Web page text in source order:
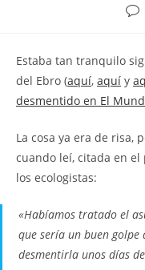
Estaba tan tranquilo
del Ebro (aquí, aquí y
desmentido en El
La cosa ya era de risa,
cuando leí, citada en
los ecologistas:
«Habíamos tratado el
que sería un buen
desmentirla unos días